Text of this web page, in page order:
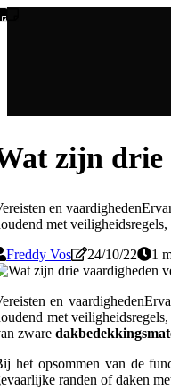
zijn drie
en
met
Freddy Vos
24/10/22 1
en
met
zware
het opsommen van de
randen of daken